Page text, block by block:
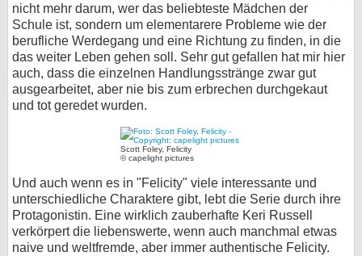
nicht mehr darum, wer das beliebteste Mädchen der
Schule ist, sondern um elementarere Probleme wie der
berufliche Werdegang und eine Richtung zu finden, in die
das weiter Leben gehen soll. Sehr gut gefallen hat mir hier
auch, dass die einzelnen Handlungsstränge zwar gut
ausgearbeitet, aber nie bis zum erbrechen durchgekaut
und tot geredet wurden.
Scott Foley, Felicity
© capelight pictures
Und auch wenn es in "Felicity" viele interessante und
unterschiedliche Charaktere gibt, lebt die Serie durch ihre
Protagonistin. Eine wirklich zauberhafte Keri Russell
verkörpert die liebenswerte, wenn auch manchmal etwas
naive und weltfremde, aber immer authentische Felicity.